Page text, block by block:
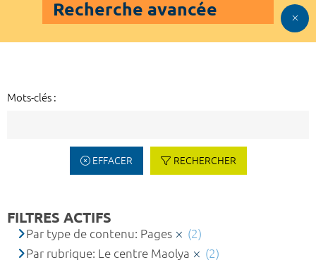
Recherche avancée
Mots-clés :
EFFACER RECHERCHER
FILTRES ACTIFS
Par type de contenu: Pages
(2)
Par rubrique: Le centre Maolya
(2)